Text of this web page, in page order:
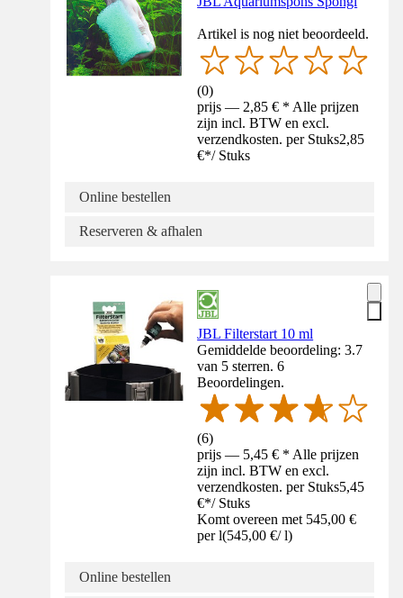
Artikel is nog niet beoordeeld.
(0)
prijs — 2,85 € * Alle prijzen
zijn incl. BTW en excl.
verzendkosten. per Stuks2,85
€*/ Stuks
Online bestellen
Reserveren & afhalen
JBL Filterstart 10 ml
Gemiddelde beoordeling: 3.7
van 5 sterren. 6
Beoordelingen.
(6)
prijs — 5,45 € * Alle prijzen
zijn incl. BTW en excl.
verzendkosten. per Stuks5,45
€*/ Stuks
Komt overeen met 545,00 €
per l(545,00 €/ l)
Online bestellen